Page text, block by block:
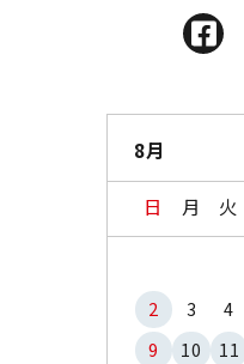
8月
日 月 火
2
3 4
9
10 11